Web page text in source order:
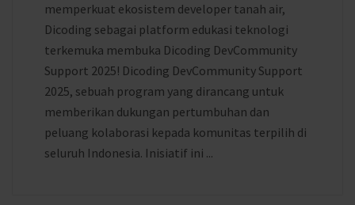
memperkuat ekosistem developer tanah air,
Dicoding sebagai platform edukasi teknologi
terkemuka membuka Dicoding DevCommunity
Support 2025! Dicoding DevCommunity Support
2025, sebuah program yang dirancang untuk
memberikan dukungan pertumbuhan dan
peluang kolaborasi kepada komunitas terpilih di
seluruh Indonesia. Inisiatif ini ...